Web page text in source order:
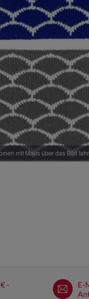
mit Maus über das Bild
-
E-